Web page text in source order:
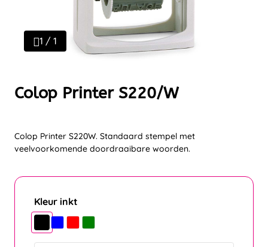
1 / 1
Colop Printer S220/W
Colop Printer S220W. Standaard stempel met
veelvoorkomende doordraaibare woorden.
Kleur inkt